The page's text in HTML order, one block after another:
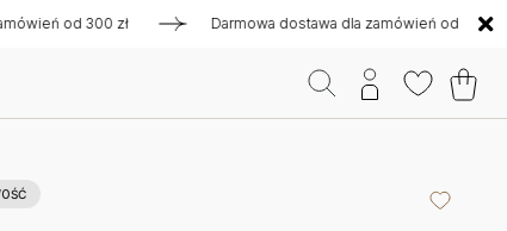
od 300 zł Darmowa dostawa dla zamówień od 300 zł